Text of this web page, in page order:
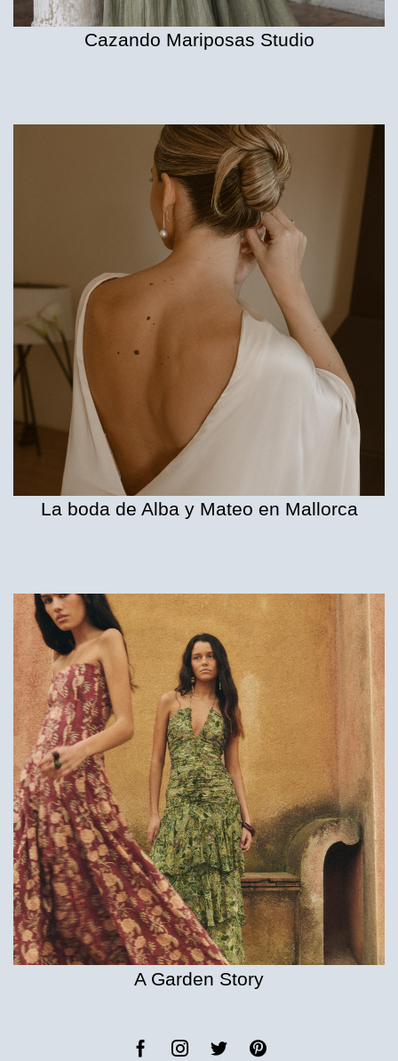
Cazando Mariposas Studio
La boda de Alba y Mateo en Mallorca
A Garden Story